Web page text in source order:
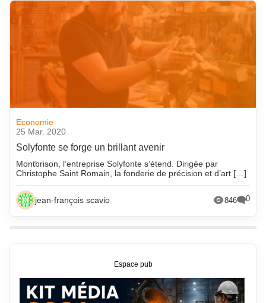
Economie
25 Mar. 2020
Solyfonte se forge un brillant avenir
Montbrison, l’entreprise Solyfonte s’étend. Dirigée par
Christophe Saint Romain, la fonderie de précision et d’art […]
jean-françois scavio 846 0
Espace pub